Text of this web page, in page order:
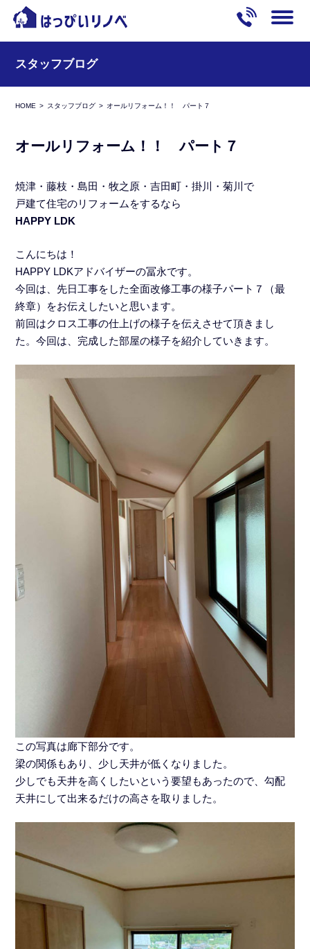
スタッフブログ
HOME スタッフブログ オールリフォーム！！ パート７
オールリフォーム！！ パート７
焼津・藤枝・島田・牧之原・吉田町・掛川・菊川で
戸建て住宅のリフォームをするなら
HAPPY LDK
こんにちは！
HAPPY LDKアドバイザーの冨永です。
今回は、先日工事をした全面改修工事の様子パート７（最
終章）をお伝えしたいと思います。
前回はクロス工事の仕上げの様子を伝えさせて頂きまし
た。今回は、完成した部屋の様子を紹介していきます。
この写真は廊下部分です。
梁の関係もあり、少し天井が低くなりました。
少しでも天井を高くしたいという要望もあったので、勾配
天井にして出来るだけの高さを取りました。